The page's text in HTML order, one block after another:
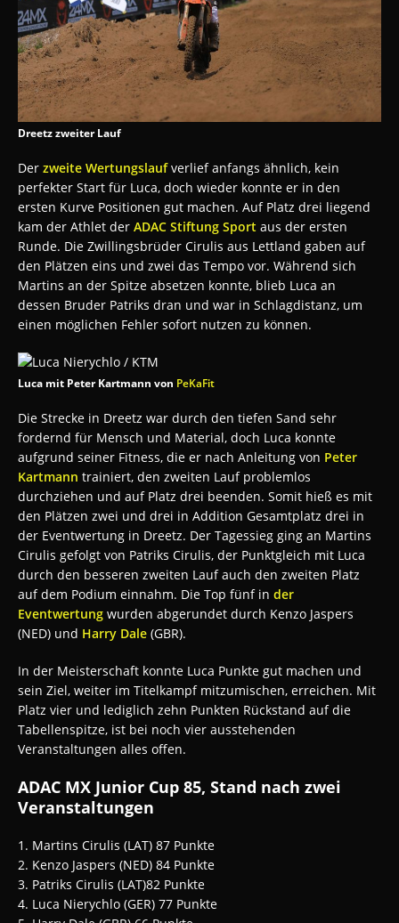
Dreetz zweiter Lauf
Der zweite Wertungslaufverlief anfangs ähnlich, kein
perfekter Start für Luca, doch wieder konnte er in den
ersten Kurve Positionen gut machen. Auf Platz drei liegend
kam der Athlet der ADAC Stiftung Sport aus der ersten
Runde. Die Zwillingsbrüder Cirulis aus Lettland gaben auf
den Plätzen eins und zwei das Tempo vor. Während sich
Martins an der Spitze absetzen konnte, blieb Luca an
dessen Bruder Patriks dran und war in Schlagdistanz, um
einen möglichen Fehler sofort nutzen zu können.
Luca mit Peter Kartmann von PeKaFit
Die Strecke in Dreetz war durch den tiefen Sand sehr
fordernd für Mensch und Material, doch Luca konnte
aufgrund seiner Fitness, die er nach Anleitung von Peter
Kartmann trainiert, den zweiten Lauf problemlos
durchziehen und auf Platz drei beenden. Somit hieß es mit
den Plätzen zwei und drei in Addition Gesamtplatz drei in
der Eventwertung in Dreetz. Der Tagessieg ging an Martins
Cirulis gefolgt von Patriks Cirulis, der Punktgleich mit Luca
durch den besseren zweiten Lauf auch den zweiten Platz
auf dem Podium einnahm. Die Top fünf in der
Eventwertung wurden abgerundet durch Kenzo Jaspers
(NED) und Harry Dale (GBR).
In der Meisterschaft konnte Luca Punkte gut machen und
sein Ziel, weiter im Titelkampf mitzumischen, erreichen. Mit
Platz vier und lediglich zehn Punkten Rückstand auf die
Tabellenspitze, ist bei noch vier ausstehenden
Veranstaltungen alles offen.
ADAC MX Junior Cup 85, Stand nach zwei
Veranstaltungen
1. Martins Cirulis (LAT) 87 Punkte
2. Kenzo Jaspers (NED) 84 Punkte
3. Patriks Cirulis (LAT)82 Punkte
4. Luca Nierychlo (GER) 77 Punkte